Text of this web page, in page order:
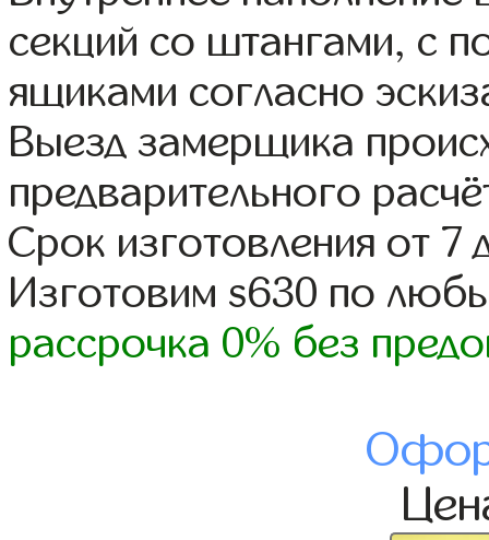
секций со штангами, с
ящиками согласно
Выезд замерщика
предварительного
Срок изготовления от 7
Изготовим s630 по
рассрочка 0% без